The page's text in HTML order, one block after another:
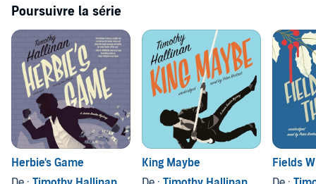
Poursuivre la série
Herbie's Game
King Maybe
Fields